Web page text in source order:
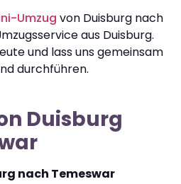
Umzug von Duisburg nach
aus Duisburg.
und lass uns gemeinsam
durchführen.
Duisburg
nach Temeswar